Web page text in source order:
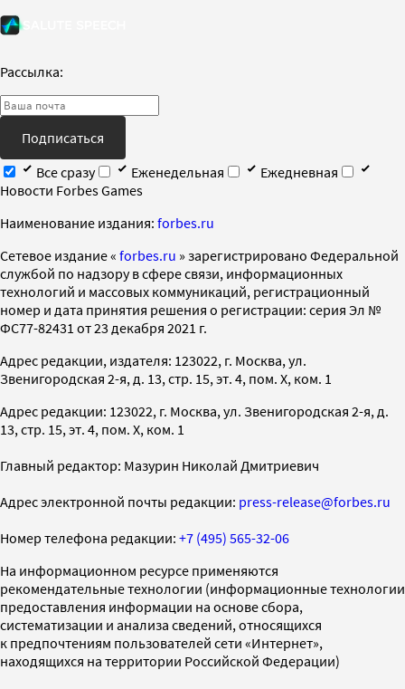
Рассылка:
Подписаться
Все сразу
Еженедельная
Ежедневная
Новости Forbes Games
Наименование издания: forbes.ru
Cетевое издание « forbes.ru » зарегистрировано Федеральной
службой по надзору в сфере связи, информационных
технологий и массовых коммуникаций, регистрационный
номер и дата принятия решения о регистрации: серия Эл №
ФС77-82431 от 23 декабря 2021 г.
Адрес редакции, издателя: 123022, г. Москва, ул.
Звенигородская 2-я, д. 13, стр. 15, эт. 4, пом. X, ком. 1
Адрес редакции: 123022, г. Москва, ул. Звенигородская 2-я, д.
13, стр. 15, эт. 4, пом. X, ком. 1
Главный редактор: Мазурин Николай Дмитриевич
Адрес электронной почты редакции: press-release@forbes.ru
Номер телефона редакции: +7 (495) 565-32-06
На информационном ресурсе применяются
рекомендательные технологии (информационные технологии
предоставления информации на основе сбора,
систематизации и анализа сведений, относящихся
к предпочтениям пользователей сети «Интернет»,
находящихся на территории Российской Федерации)